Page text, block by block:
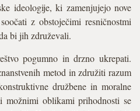
ideologije, ki zamenjujejo nove
z obstoječimi resničnostmi
bi jih združevali.
pogumno in drzno ukrepati.
metod in združiti razum
družbene in moralne
možnimi oblikami prihodnosti se